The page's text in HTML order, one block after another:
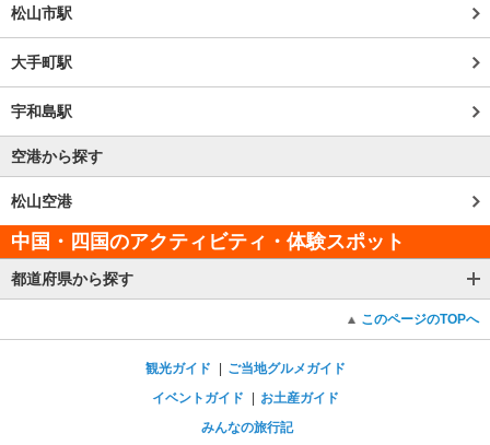
松山市駅
大手町駅
宇和島駅
空港から探す
松山空港
中国・四国のアクティビティ・体験スポット
都道府県から探す
このページのTOPへ
観光ガイド
ご当地グルメガイド
イベントガイド
お土産ガイド
みんなの旅行記